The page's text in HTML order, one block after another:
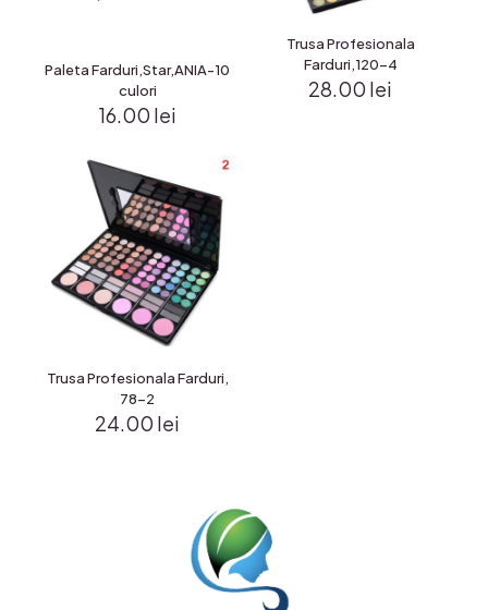
Paleta Farduri,Star,ANIA-10
culori
16.00 lei
Trusa Profesionala
Farduri,120-4
28.00 lei
Trusa Profesionala Farduri,
78-2
24.00 lei